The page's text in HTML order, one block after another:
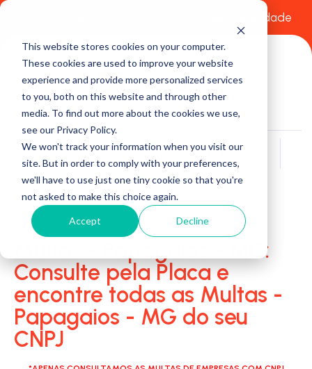
This website stores cookies on your computer.
These cookies are used to improve your website
experience and provide more personalized services
to you, both on this website and through other
media. To find out more about the cookies we use,
see our Privacy Policy.
We won't track your information when you visit our
site. But in order to comply with your preferences,
we'll have to use just one tiny cookie so that you're
not asked to make this choice again.
Accept Decline
Política de Privacidade
Buscar
Multas - Papagaios - MG:
Consulte pela Placa e
encontre todas as Multas -
Papagaios - MG do seu
CNPJ